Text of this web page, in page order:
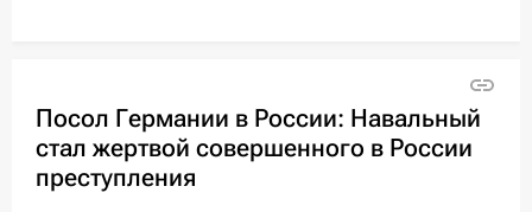
Посол Германии в России: Навальный
стал жертвой совершенного в России
преступления